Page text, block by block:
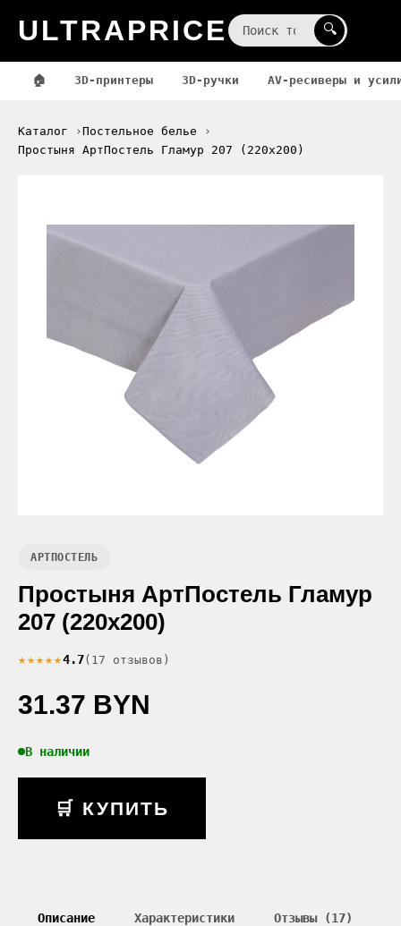
ULTRAPRICE 🔍
🏠 3D-принтеры 3D-ручки AV-ресиверы и
Каталог
Постельное белье
Простыня АртПостель Гламур 207 (220x200)
АРТПОСТЕЛЬ
Простыня АртПостель Гламур
207 (220x200)
★★★★★4.7(17 отзывов)
31.37 BYN
В наличии
🛒 КУПИТЬ
Описание Характеристики Отзывы (17)